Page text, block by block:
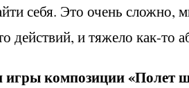
себя. Это очень сложно,
действий, и тяжело как-то
игры композиции «Полет